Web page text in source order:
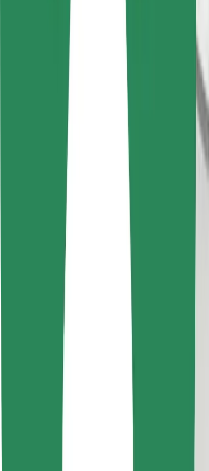
Bolt para
Otros
Proveedores
Términos y
Cookies
Seguridad
Consigue un
Encuentra tu